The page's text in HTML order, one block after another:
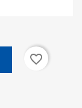
favorite_border